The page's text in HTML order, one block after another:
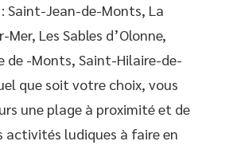
Saint-Jean-de-Monts, La
Les Sables d’Olonne,
de -Monts, Saint-Hilaire-de-
que soit votre choix, vous
une plage à proximité et de
activités ludiques à faire en